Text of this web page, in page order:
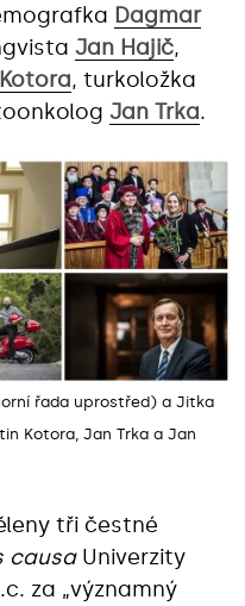
Dagmar
Jan Hajič,
, turkoložka
Jan Trka.
řada uprostřed) a Jitka
Kotora, Jan Trka a Jan
tři čestné
causaUniverzity
za „významný